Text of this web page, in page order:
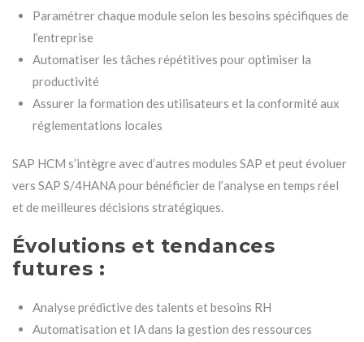
Paramétrer chaque module selon les besoins spécifiques de
l’entreprise
Automatiser les tâches répétitives pour optimiser la
productivité
Assurer la formation des utilisateurs et la conformité aux
réglementations locales
SAP HCM s’intègre avec d’autres modules SAP et peut évoluer
vers SAP S/4HANA pour bénéficier de l’analyse en temps réel
et de meilleures décisions stratégiques.
Évolutions et tendances
futures :
Analyse prédictive des talents et besoins RH
Automatisation et IA dans la gestion des ressources